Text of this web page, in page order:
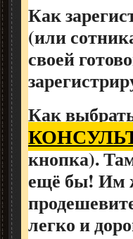
Как
(или
своей
Как
кнопка).
ещё бы! Им
легко и